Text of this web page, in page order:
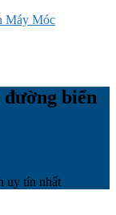
Máy Móc
biển
uy tín nhất